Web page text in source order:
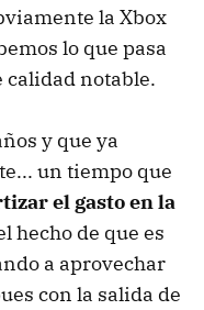
la Xbox
lo que pasa
calidad notable.
y que ya
un tiempo que
el gasto en la
hecho de que es
a aprovechar
con la salida de